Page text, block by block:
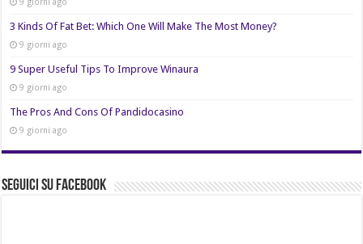
3 Kinds Of Fat Bet: Which One Will Make The Most Money?
9 giorni ago
9 Super Useful Tips To Improve Winaura
9 giorni ago
The Pros And Cons Of Pandidocasino
9 giorni ago
Seguici su Facebook